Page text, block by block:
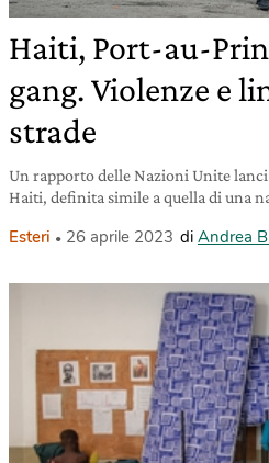
Haiti, Port-au-
gang. Violenze e
strade
Un rapporto delle Nazioni Unite
Haiti, definita simile a quella di una
Esteri 26 aprile 2023 di Andrea